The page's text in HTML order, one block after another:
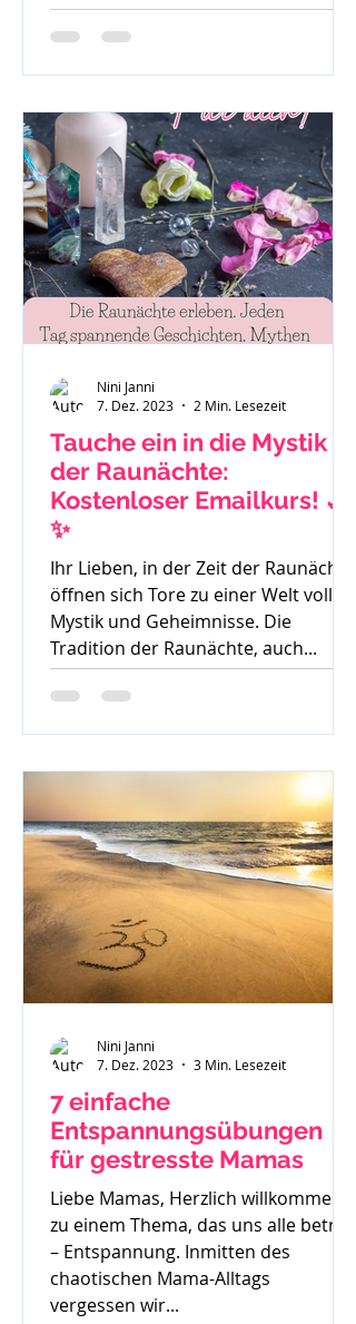
deiner Zeit für dich, ist es oft sehr
schwer die Perspektive für die
hilft nichts, ich muss funktionieren."
Auch Sätze wie: "Ich habe gar keine
Zeit mehr für mich." Mache dir bitte
immer bewusst - du bist ein
wichtiger Teil der Familie und das
Stimm
Tauche ein in die Mystik
der Raunächte:
Kostenloser Emailkurs! 🌙
✨
Ihr Lieben, in der Zeit der Raunächte
öffnen sich Tore zu einer Welt voller
Mystik und Geheimnisse. Die
Tradition der Raunächte, auch...
Nini Janni
7. Dez. 2023
2 Min. Lesezeit
7 einfache
Entspannungsübungen
für gestresste Mamas
Liebe Mamas, Herzlich willkommen
zu einem Thema, das uns alle betrifft
– Entspannung. Inmitten des
chaotischen Mama-Alltags
vergessen wir...
Nini Janni
7. Dez. 2023
3 Min. Lesezeit